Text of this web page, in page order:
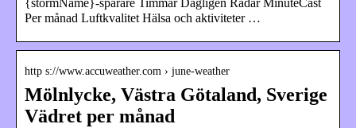
{stormName}-spårare Timmar Dagligen Radar MinuteCast
Per månad Luftkvalitet Hälsa och aktiviteter …
http s://www.accuweather.com › june-weather
Mölnlycke, Västra Götaland, Sverige
Vädret per månad